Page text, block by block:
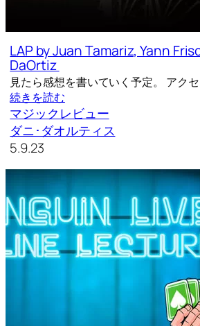
LAP by Juan Tamariz, Yann
DaOrtiz
見たら感想を書いていく予定。 アクセ
続きを読む
マジックレビュー
ダニ･ダオルティス
5.9.23